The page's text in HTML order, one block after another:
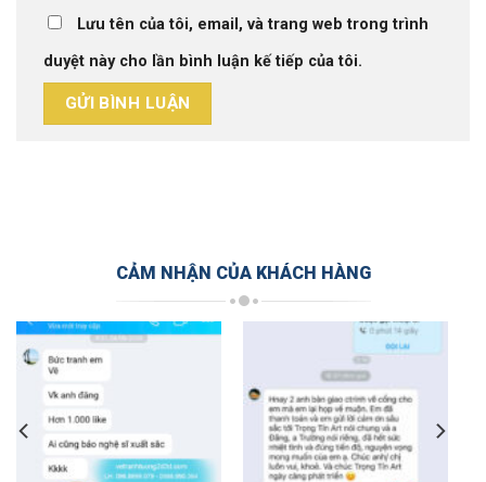
Lưu tên của tôi, email, và trang web trong trình
duyệt này cho lần bình luận kế tiếp của tôi.
CẢM NHẬN CỦA KHÁCH HÀNG